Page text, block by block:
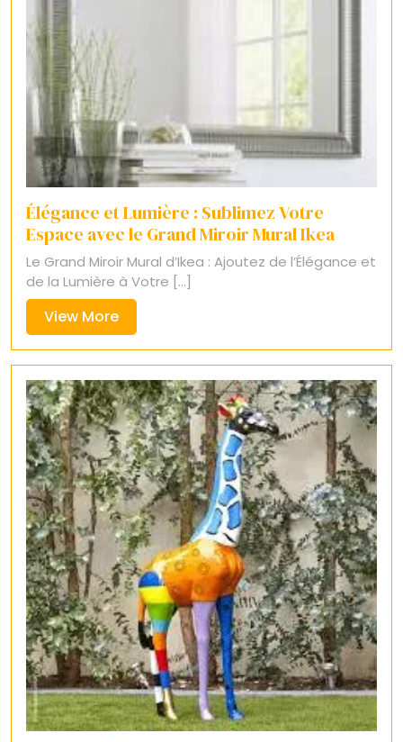
Élégance et Lumière : Sublimez Votre
Espace avec le Grand Miroir Mural Ikea
Le Grand Miroir Mural d’Ikea : Ajoutez de l’Élégance et
de la Lumière à Votre [...]
View MoreView
More